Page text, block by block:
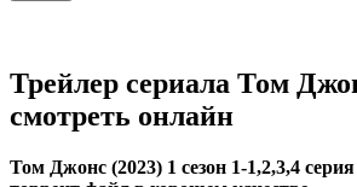
Трейлер сериала Том
смотреть онлайн
Том Джонс (2023) 1 сезон 1-1,2,3,4 серия